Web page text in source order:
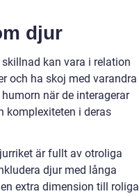
djur
kan vara i relation
och ha skoj med varandra
när de interagerar
komplexiteten i deras
är fullt av otroliga
djur med långa
extra dimension till roliga